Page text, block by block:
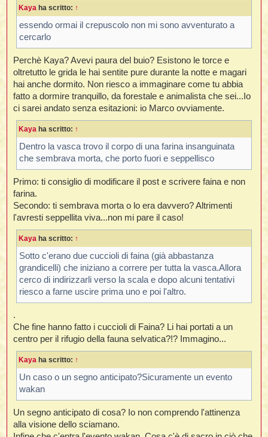
Kaya ha scritto: ↑
essendo ormai il crepuscolo non mi sono avventurato a
cercarlo
Perchè Kaya? Avevi paura del buio? Esistono le torce e
oltretutto le grida le hai sentite pure durante la notte e magari
hai anche dormito. Non riesco a immaginare come tu abbia
fatto a dormire tranquillo, da forestale e animalista che sei...Io
ci sarei andato senza esitazioni: io Marco ovviamente.
Kaya ha scritto: ↑
Dentro la vasca trovo il corpo di una farina insanguinata
che sembrava morta, che porto fuori e seppellisco
Primo: ti consiglio di modificare il post e scrivere faina e non
farina.
Secondo: ti sembrava morta o lo era davvero? Altrimenti
l'avresti seppellita viva...non mi pare il caso!
Kaya ha scritto: ↑
Sotto c'erano due cuccioli di faina (già abbastanza
grandicelli) che iniziano a correre per tutta la vasca.Allora
cerco di indirizzarli verso la scala e dopo alcuni tentativi
riesco a farne uscire prima uno e poi l'altro.
.
Che fine hanno fatto i cuccioli di Faina? Li hai portati a un
centro per il rifugio della fauna selvatica?!? Immagino...
Kaya ha scritto: ↑
Un caso o un segno anticipato?Sicuramente un evento
wakan
Un segno anticipato di cosa? Io non comprendo l'attinenza
alla visione dello sciamano.